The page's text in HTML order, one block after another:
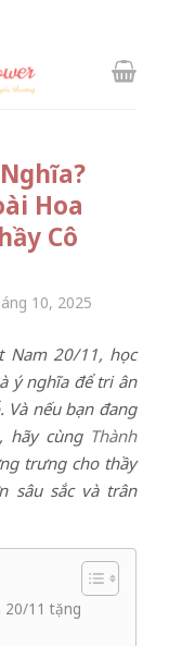
Hoa
Cô
10, 2025
Nam 20/11, học
ý nghĩa để tri ân
nếu bạn đang
hãy cùng Thành
trưng cho thầy
sâu sắc và trân
20/11 tặng